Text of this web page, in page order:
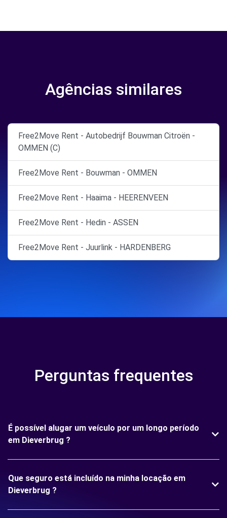
Agências similares
Free2Move Rent - Autobedrijf Bouwman Citroën -
OMMEN (C)
Free2Move Rent - Bouwman - OMMEN
Free2Move Rent - Haaima - HEERENVEEN
Free2Move Rent - Hedin - ASSEN
Free2Move Rent - Juurlink - HARDENBERG
Perguntas frequentes
É possível alugar um veículo por um longo período
em Dieverbrug ?
Que seguro está incluído na minha locação em
Dieverbrug ?